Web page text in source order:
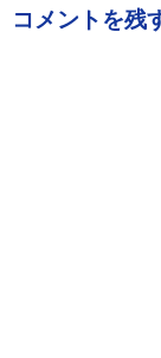
コメントを残